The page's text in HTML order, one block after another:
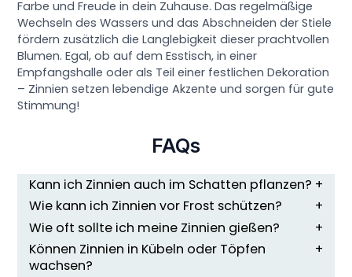
Farbe und Freude in dein Zuhause. Das regelmäßige
Wechseln des Wassers und das Abschneiden der Stiele
fördern zusätzlich die Langlebigkeit dieser prachtvollen
Blumen. Egal, ob auf dem Esstisch, in einer
Empfangshalle oder als Teil einer festlichen Dekoration
– Zinnien setzen lebendige Akzente und sorgen für gute
Stimmung!
FAQs
Kann ich Zinnien auch im Schatten pflanzen?
Wie kann ich Zinnien vor Frost schützen?
Wie oft sollte ich meine Zinnien gießen?
Können Zinnien in Kübeln oder Töpfen
wachsen?